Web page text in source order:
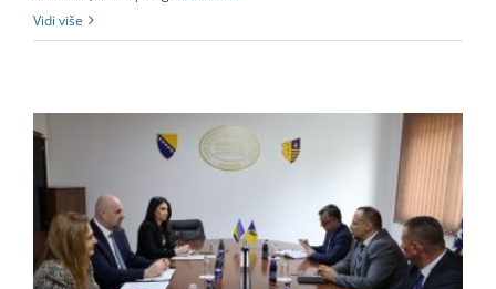
Vidi više